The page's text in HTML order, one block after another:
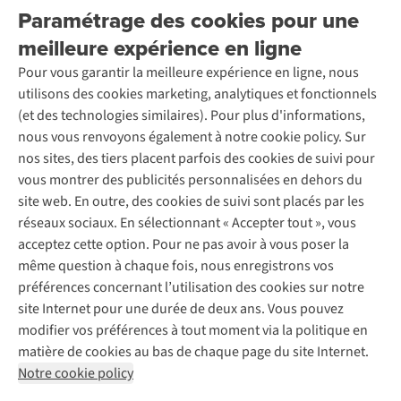
se
situe
le
problème.
Paramétrage des cookies pour une
meilleure expérience en ligne
Pour vous garantir la meilleure expérience en ligne, nous
utilisons des cookies marketing, analytiques et fonctionnels
(et des technologies similaires). Pour plus d'informations,
nous vous renvoyons également à notre cookie policy. Sur
nos sites, des tiers placent parfois des cookies de suivi pour
vous montrer des publicités personnalisées en dehors du
site web. En outre, des cookies de suivi sont placés par les
réseaux sociaux. En sélectionnant « Accepter tout », vous
acceptez cette option. Pour ne pas avoir à vous poser la
même question à chaque fois, nous enregistrons vos
préférences concernant l’utilisation des cookies sur notre
site Internet pour une durée de deux ans. Vous pouvez
modifier vos préférences à tout moment via la politique en
matière de cookies au bas de chaque page du site Internet.
Notre cookie policy
Retourner
Rétractation d'une commande
Entretien & réparations
Garantie
Contactez-nous
Entreprise responsable
À propos d’Ayacucho
Nos magasins
À propos d’A.S.Adventure
Déclaration d'accessibilité
Location / Location sports d’hiver
Seconde-main
Entretien de ski
Service de lavage
Entretien de chaussures
Réparation de chaussures
Réparation de vêtements
Retouches
Pour les entreprises
Découvrez
A.S.Magazine
Explore Camp
Expertise & conseils
Abonnez-vous à la newsletter
Suivez-nous
Mentions légales
Politique de confidentialité
Conditions générales
Cookie Policy